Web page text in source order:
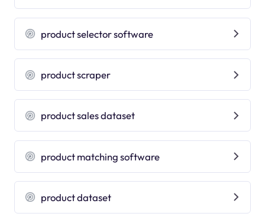
product selector software
product scraper
product sales dataset
product matching software
product dataset